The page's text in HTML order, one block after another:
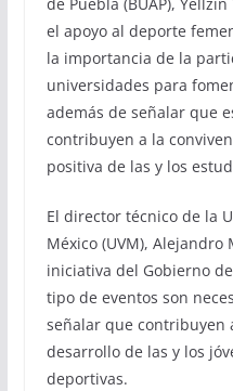
el apoyo al deporte
la importancia de la
universidades para
además de señalar que
contribuyen a la
positiva de las y los
El director técnico de la
México (UVM),
iniciativa del Gobierno
tipo de eventos son
señalar que contribuyen
desarrollo de las y los
deportivas.